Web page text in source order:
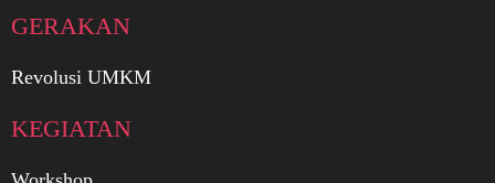
GERAKAN
Revolusi UMKM
KEGIATAN